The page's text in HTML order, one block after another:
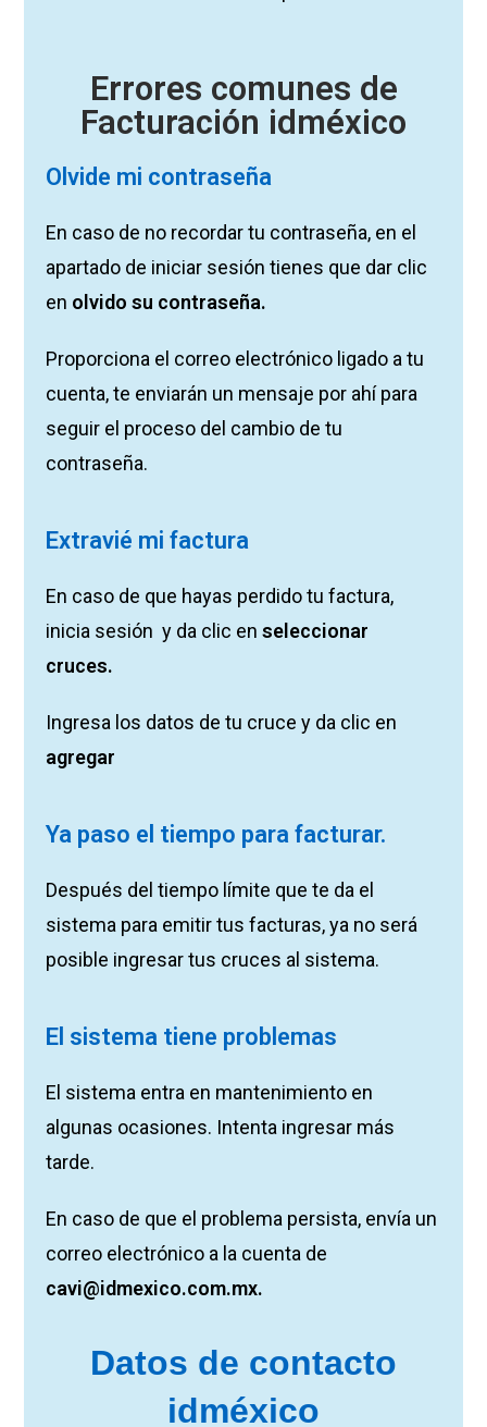
Errores comunes de
Facturación idméxico
Olvide mi contraseña
En caso de no recordar tu contraseña, en el
apartado de iniciar sesión tienes que dar clic
en olvido su contraseña.
Proporciona el correo electrónico ligado a tu
cuenta, te enviarán un mensaje por ahí para
seguir el proceso del cambio de tu
contraseña.
Extravié mi factura
En caso de que hayas perdido tu factura,
inicia sesión y da clic enseleccionar
cruces.
Ingresa los datos de tu cruce y da clic en
agregar
Ya paso el tiempo para facturar.
Después del tiempo límite que te da el
sistema para emitir tus facturas, ya no será
posible ingresar tus cruces al sistema.
El sistema tiene problemas
El sistema entra en mantenimiento en
algunas ocasiones. Intenta ingresar más
tarde.
En caso de que el problema persista, envía un
correo electrónico a la cuenta de
cavi@idmexico.com.mx.
Datos de contacto
idméxico